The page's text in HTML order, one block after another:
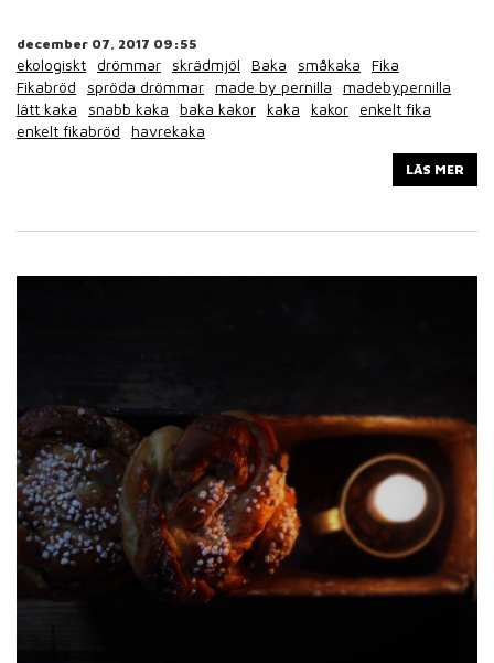
december 07, 2017 09:55
ekologiskt drömmar skrädmjöl Baka småkaka
Fika
Fikabröd
spröda drömmar made by pernilla
madebypernilla
lätt kaka
snabb kaka baka kakor kaka kakor
enkelt fika
enkelt fikabröd
havrekaka
LÄS MER